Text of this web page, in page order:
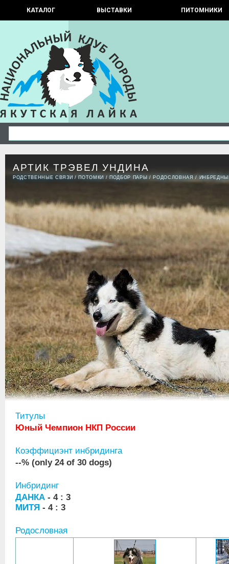
КАТАЛОГ ВЫСТАВКИ ПИТОМНИКИ
АРТИК ТРЭВЕЛ УНДИНА
РОДСТВЕННЫЕ СВЯЗИ / ПОТОМКИ / ПОДБОР ПАРЫ / РОДОСЛОВНАЯ /
Титулы
Юный Чемпион НКП России
Коэффициэнт инбридинга
--% (only 24 of 30 dogs)
Инбридинг
ДАНКА - 4 : 3
МИТЯ - 4 : 3
Родословная